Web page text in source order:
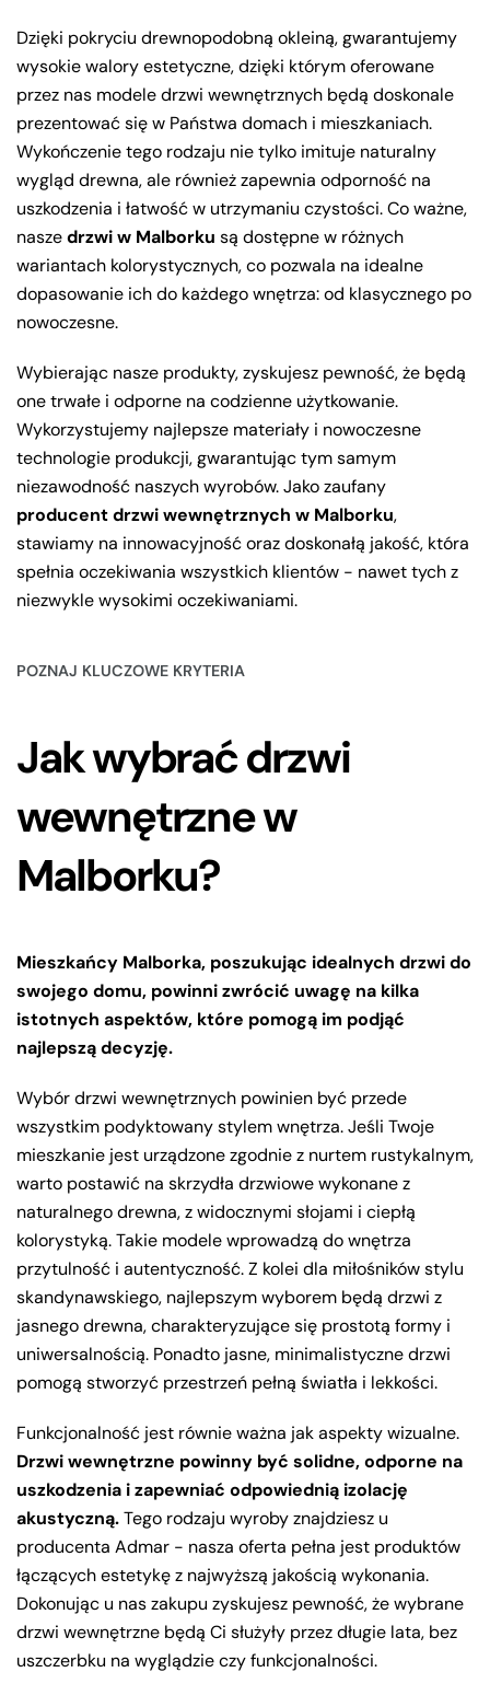
Dzięki pokryciu drewnopodobną okleiną, gwarantujemy
wysokie walory estetyczne, dzięki którym oferowane
przez nas modele drzwi wewnętrznych będą doskonale
prezentować się w Państwa domach i mieszkaniach.
Wykończenie tego rodzaju nie tylko imituje naturalny
wygląd drewna, ale również zapewnia odporność na
uszkodzenia i łatwość w utrzymaniu czystości. Co ważne,
naszedrzwi w Malborku są dostępne w różnych
wariantach kolorystycznych, co pozwala na idealne
dopasowanie ich do każdego wnętrza: od klasycznego po
nowoczesne.
Wybierając nasze produkty, zyskujesz pewność, że będą
one trwałe i odporne na codzienne użytkowanie.
Wykorzystujemy najlepsze materiały i nowoczesne
technologie produkcji, gwarantując tym samym
niezawodność naszych wyrobów. Jako zaufany
producent drzwi wewnętrznych w Malborku,
stawiamy na innowacyjność oraz doskonałą jakość, która
spełnia oczekiwania wszystkich klientów - nawet tych z
niezwykle wysokimi oczekiwaniami.
POZNAJ KLUCZOWE KRYTERIA
Jak wybrać drzwi
wewnętrzne w
Malborku?
Mieszkańcy Malborka, poszukując idealnych drzwi do
swojego domu, powinni zwrócić uwagę na kilka
istotnych aspektów, które pomogą im podjąć
najlepszą decyzję.
Wybór drzwi wewnętrznych powinien być przede
wszystkim podyktowany stylem wnętrza. Jeśli Twoje
mieszkanie jest urządzone zgodnie z nurtem rustykalnym,
warto postawić na skrzydła drzwiowe wykonane z
naturalnego drewna, z widocznymi słojami i ciepłą
kolorystyką. Takie modele wprowadzą do wnętrza
przytulność i autentyczność. Z kolei dla miłośników stylu
skandynawskiego, najlepszym wyborem będą drzwi z
jasnego drewna, charakteryzujące się prostotą formy i
uniwersalnością. Ponadto jasne, minimalistyczne drzwi
pomogą stworzyć przestrzeń pełną światła i lekkości.
Funkcjonalność jest równie ważna jak aspekty wizualne.
Drzwi wewnętrzne powinny być solidne, odporne na
uszkodzenia i zapewniać odpowiednią izolację
akustyczną.Tego rodzaju wyroby znajdziesz u
producenta Admar - nasza oferta pełna jest produktów
łączących estetykę z najwyższą jakością wykonania.
Dokonując u nas zakupu zyskujesz pewność, że wybrane
drzwi wewnętrzne będą Ci służyły przez długie lata, bez
uszczerbku na wyglądzie czy funkcjonalności.